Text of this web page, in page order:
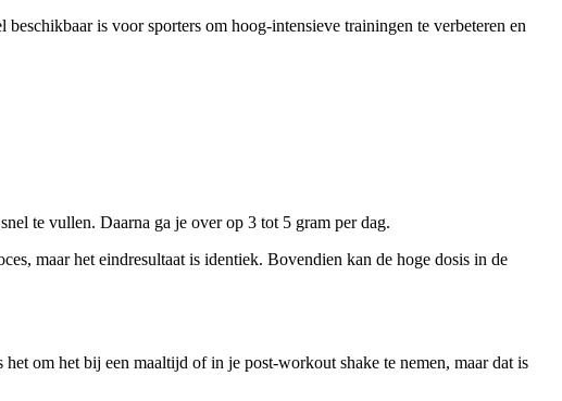
is voor sporters om hoog-intensieve trainingen te verbeteren en
te vullen. Daarna ga je over op 3 tot 5 gram per dag.
maar het eindresultaat is identiek. Bovendien kan de hoge dosis in de
om het bij een maaltijd of in je post-workout shake te nemen, maar dat is